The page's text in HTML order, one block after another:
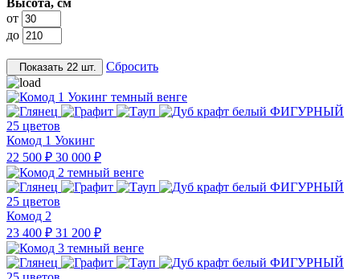
от
до
Показать 22 шт. Сбросить
25 цветов
Комод 1 Уокинг
22 500 ₽ 30 000 ₽
25 цветов
Комод 2
23 400 ₽ 31 200 ₽